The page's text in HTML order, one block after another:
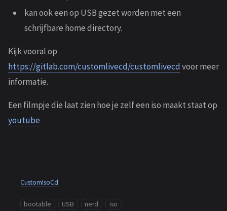
kan ook een op USB gezet worden met een
schrijfbare home directory.
Kijk vooral op
https://gitlab.com/customlivecd/customlivecdvoor meer
informatie.
Een filmpje die laat zien hoe je zelf een iso maakt staat op
youtube
CustomIsoCd
bootable USB nerd iso